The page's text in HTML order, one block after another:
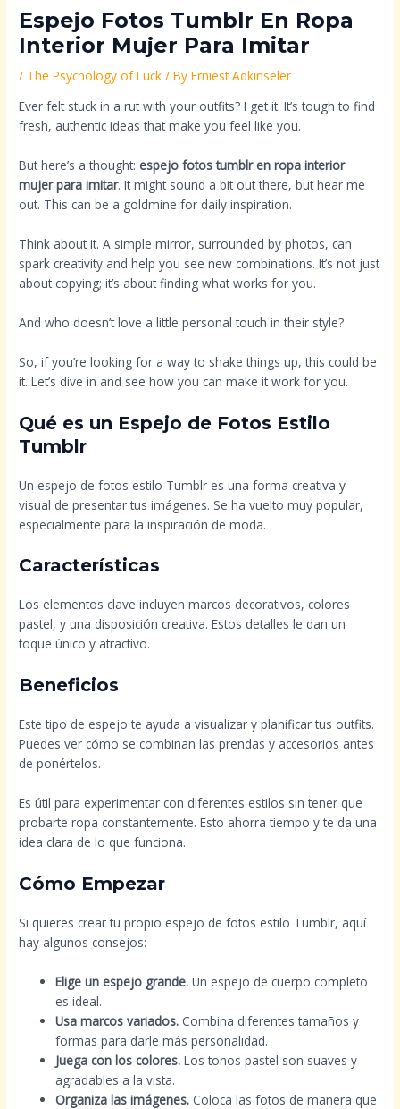
Espejo Fotos Tumblr En Ropa
Interior Mujer Para Imitar
/ The Psychology of Luck / ByErniest Adkinseler
Ever felt stuck in a rut with your outfits? I get it. It’s tough to find
fresh, authentic ideas that make you feel like you.
But here’s a thought:espejo fotos tumblr en ropa interior
mujer para imitar. It might sound a bit out there, but hear me
out. This can be a goldmine for daily inspiration.
Think about it. A simple mirror, surrounded by photos, can
spark creativity and help you see new combinations. It’s not just
about copying; it’s about finding what works for you.
And who doesn’t love a little personal touch in their style?
So, if you’re looking for a way to shake things up, this could be
it. Let’s dive in and see how you can make it work for you.
Qué es un Espejo de Fotos Estilo
Tumblr
Un espejo de fotos estilo Tumblr es una forma creativa y
visual de presentar tus imágenes. Se ha vuelto muy popular,
especialmente para la inspiración de moda.
Características
Los elementos clave incluyen marcos decorativos, colores
pastel, y una disposición creativa. Estos detalles le dan un
toque único y atractivo.
Beneficios
Este tipo de espejo te ayuda a visualizar y planificar tus outfits.
Puedes ver cómo se combinan las prendas y accesorios antes
de ponértelos.
Es útil para experimentar con diferentes estilos sin tener que
probarte ropa constantemente. Esto ahorra tiempo y te da una
idea clara de lo que funciona.
Cómo Empezar
Si quieres crear tu propio espejo de fotos estilo Tumblr, aquí
hay algunos consejos:
Elige un espejo grande. Un espejo de cuerpo completo
es ideal.
Usa marcos variados. Combina diferentes tamaños y
formas para darle más personalidad.
Juega con los colores. Los tonos pastel son suaves y
agradables a la vista.
Organiza las imágenes. Coloca las fotos de manera que